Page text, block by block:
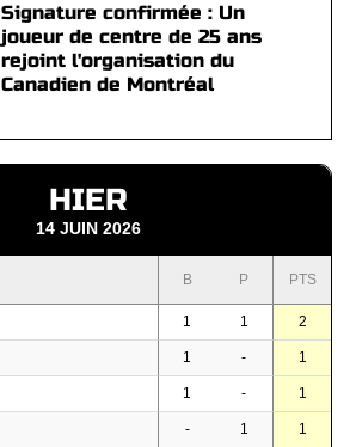
Signature confirmée : Un
joueur de centre de 25 ans
rejoint l'organisation du
Canadien de Montréal
HIER
14 JUIN 2026
B P PTS
1 1 2
1 - 1
1 - 1
- 1 1